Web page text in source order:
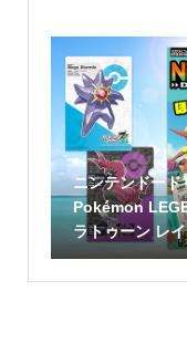
ニンテンドード
Pokémon
ラトゥーン レ